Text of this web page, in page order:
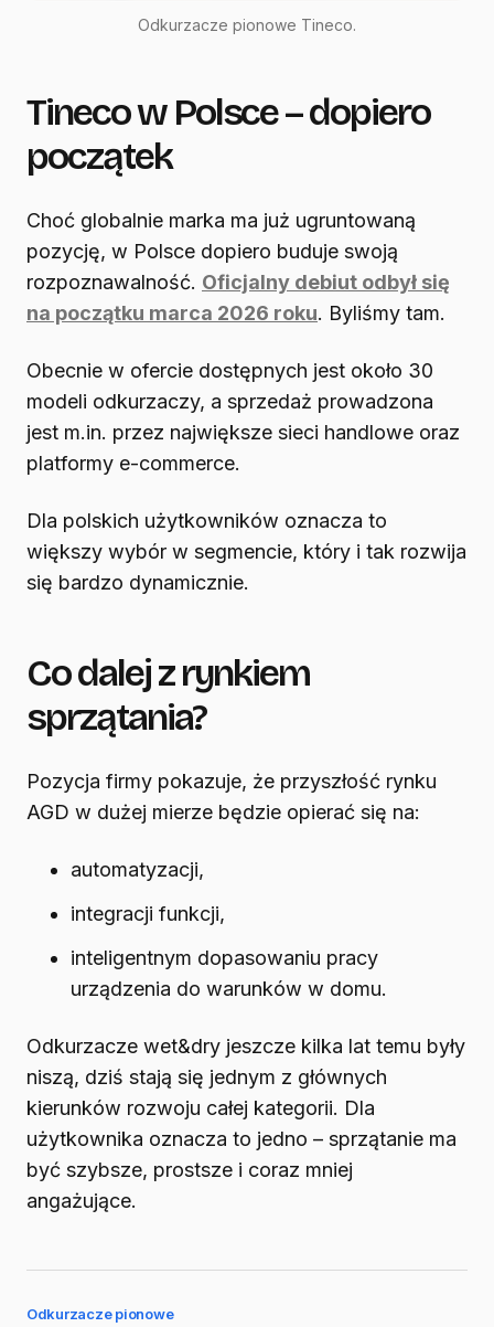
Odkurzacze pionowe Tineco.
Tineco w Polsce – dopiero
początek
Choć globalnie marka ma już ugruntowaną
pozycję, w Polsce dopiero buduje swoją
rozpoznawalność. Oficjalny debiut odbył się
na początku marca 2026 roku. Byliśmy tam.
Obecnie w ofercie dostępnych jest około 30
modeli odkurzaczy, a sprzedaż prowadzona
jest m.in. przez największe sieci handlowe oraz
platformy e-commerce.
Dla polskich użytkowników oznacza to
większy wybór w segmencie, który i tak rozwija
się bardzo dynamicznie.
Co dalej z rynkiem
sprzątania?
Pozycja firmy pokazuje, że przyszłość rynku
AGD w dużej mierze będzie opierać się na:
automatyzacji,
integracji funkcji,
inteligentnym dopasowaniu pracy
urządzenia do warunków w domu.
Odkurzacze wet&dry jeszcze kilka lat temu były
niszą, dziś stają się jednym z głównych
kierunków rozwoju całej kategorii. Dla
użytkownika oznacza to jedno – sprzątanie ma
być szybsze, prostsze i coraz mniej
angażujące.
Odkurzacze pionowe